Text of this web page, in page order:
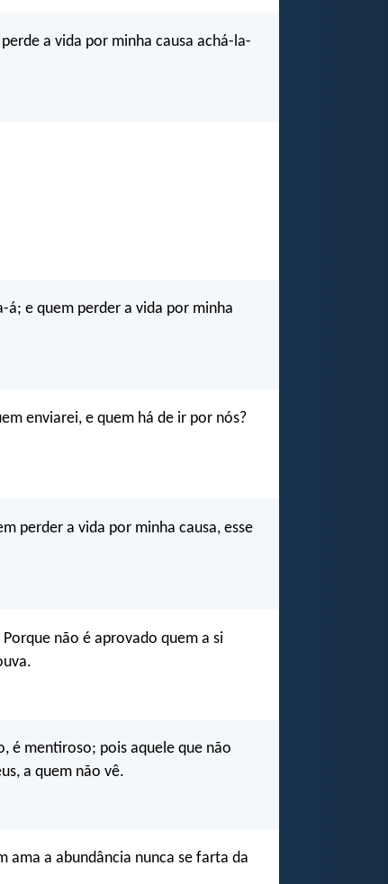
a vida por minha causa achá-la-
á; e quem perder a vida por minha
enviarei, e quem há de ir por nós?
perder a vida por minha causa, esse
não é aprovado quem a si
é mentiroso; pois aquele que não
a quem não vê.
ama a abundância nunca se farta da